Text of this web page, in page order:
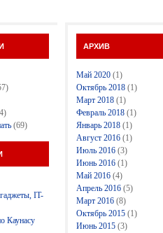
(69)
IT-
Каунасу
АРХИВ
Май 2020 (1)
Октябрь 2018 (1)
Март 2018 (1)
Февраль 2018 (1)
Январь 2018 (1)
Август 2016 (1)
Июль 2016 (3)
Июнь 2016 (1)
Май 2016 (4)
Апрель 2016 (5)
Март 2016 (8)
Октябрь 2015 (1)
Июнь 2015 (3)